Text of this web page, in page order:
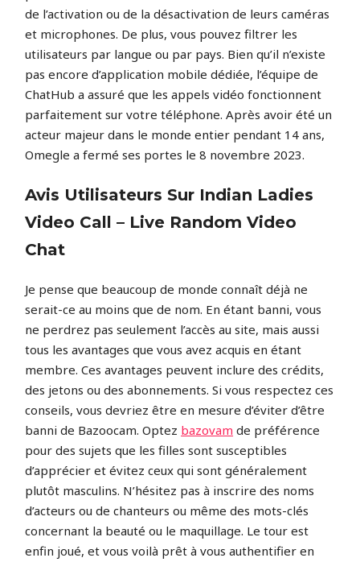
de l’activation ou de la désactivation de leurs caméras
et microphones. De plus, vous pouvez filtrer les
utilisateurs par langue ou par pays. Bien qu’il n’existe
pas encore d’application mobile dédiée, l’équipe de
ChatHub a assuré que les appels vidéo fonctionnent
parfaitement sur votre téléphone. Après avoir été un
acteur majeur dans le monde entier pendant 14 ans,
Omegle a fermé ses portes le 8 novembre 2023.
Avis Utilisateurs Sur Indian Ladies
Video Call – Live Random Video
Chat
Je pense que beaucoup de monde connaît déjà ne
serait-ce au moins que de nom. En étant banni, vous
ne perdrez pas seulement l’accès au site, mais aussi
tous les avantages que vous avez acquis en étant
membre. Ces avantages peuvent inclure des crédits,
des jetons ou des abonnements. Si vous respectez ces
conseils, vous devriez être en mesure d’éviter d’être
banni de Bazoocam. Optez bazovam de préférence
pour des sujets que les filles sont susceptibles
d’apprécier et évitez ceux qui sont généralement
plutôt masculins. N’hésitez pas à inscrire des noms
d’acteurs ou de chanteurs ou même des mots-clés
concernant la beauté ou le maquillage. Le tour est
enfin joué, et vous voilà prêt à vous authentifier en